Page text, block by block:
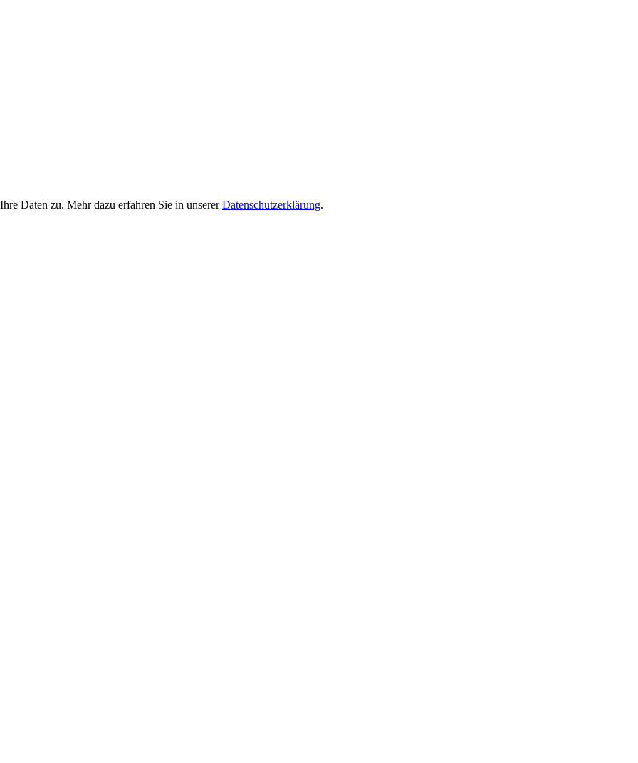
Daten zu. Mehr dazu erfahren Sie in unsererDatenschutzerklärung.